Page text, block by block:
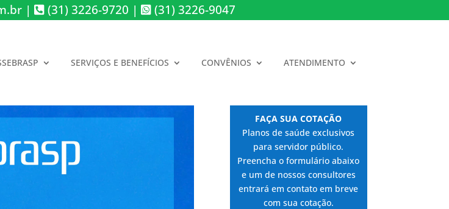
| (31) 3226-9720 | (31) 3226-9047
SERVIÇOS E BENEFÍCIOS CONVÊNIOS ATENDIMENTO
FAÇA SUA COTAÇÃO
Planos de saúde exclusivos
para servidor público.
Preencha o formulário abaixo
e um de nossos consultores
entrará em contato em breve
com sua cotação.